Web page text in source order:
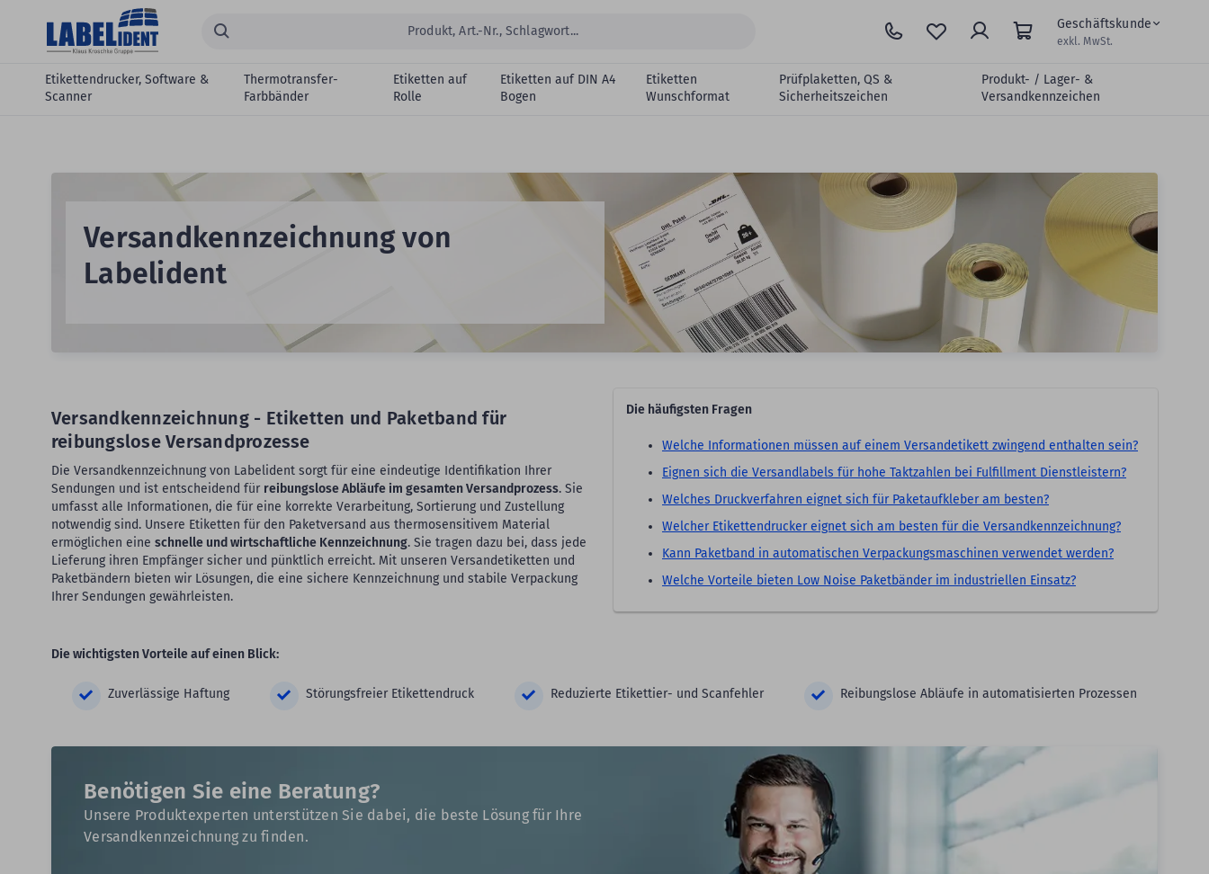
Zum Hauptinhalt springen
Suchen...
Geschäftskunde
exkl. MwSt.
Etikettendrucker, Software &
Scanner
Thermotransfer-
Farbbänder
Etiketten auf
Rolle
Etiketten auf DIN A4
Bogen
Etiketten
Wunschformat
Prüfplaketten, QS &
Sicherheitszeichen
Produkt- / Lager- &
Versandkennzeichen
Versandkennzeichnung von
Labelident
Versandkennzeichnung - Etiketten und Paketband für
reibungslose Versandprozesse
Die Versandkennzeichnung von Labelident sorgt für eine eindeutige Identifikation Ihrer
Sendungen und ist entscheidend für reibungslose Abläufe im gesamten Versandprozess. Sie
umfasst alle Informationen, die für eine korrekte Verarbeitung, Sortierung und Zustellung
notwendig sind. Unsere Etiketten für den Paketversand aus thermosensitivem Material
ermöglichen eine schnelle und wirtschaftliche Kennzeichnung. Sie tragen dazu bei, dass jede
Lieferung ihren Empfänger sicher und pünktlich erreicht. Mit unseren Versandetiketten und
Paketbändern bieten wir Lösungen, die eine sichere Kennzeichnung und stabile Verpackung
Ihrer Sendungen gewährleisten.
Die häufigsten Fragen
Welche Informationen müssen auf einem Versandetikett zwingend enthalten sein?
Eignen sich die Versandlabels für hohe Taktzahlen bei Fulfillment Dienstleistern?
Welches Druckverfahren eignet sich für Paketaufkleber am besten?
Welcher Etikettendrucker eignet sich am besten für die Versandkennzeichnung?
Kann Paketband in automatischen Verpackungsmaschinen verwendet werden?
Welche Vorteile bieten Low Noise Paketbänder im industriellen Einsatz?
Die wichtigsten Vorteile auf einen Blick:
Zuverlässige Haftung Störungsfreier Etikettendruck Reduzierte Etikettier- und Scanfehler Reibungslose Abläufe in automatisierten Prozessen
Benötigen Sie eine Beratung?
Unsere Produktexperten unterstützen Sie dabei, die beste Lösung für Ihre
Versandkennzeichnung zu finden.